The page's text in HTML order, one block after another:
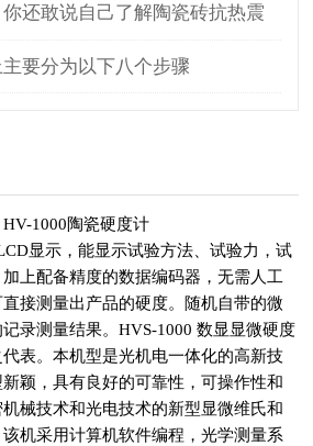
还敢说自己了解陶瓷砖抗热震
要分为以下八个步骤
HV-1000陶瓷硬度计
显示，能显示试验方法、试验力，试
上配备精度的数据编码器，无需人工
接测量出产品的硬度。随机自带的微
录测量结果。HVS-1000 数显显微硬度
表。本机型是光机电一体化的高新技
颖，具有良好的可靠性，可操作性和
械技术和光电技术的新型显微维氏和
机采用计算机软件编程，光学测量系